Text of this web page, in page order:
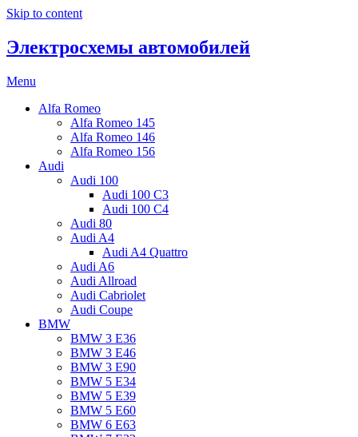
Skip to content
Электросхемы автомобилей
Menu
Alfa Romeo
Alfa Romeo 145
Alfa Romeo 146
Alfa Romeo 156
Audi
Audi 100
Audi 100 C3
Audi 100 C4
Audi 80
Audi A4
Audi A4 Quattro
Audi A6
Audi Allroad
Audi Cabriolet
Audi Coupe
BMW
BMW 3 E36
BMW 3 E46
BMW 3 E90
BMW 5 E34
BMW 5 E39
BMW 5 E60
BMW 6 Е63